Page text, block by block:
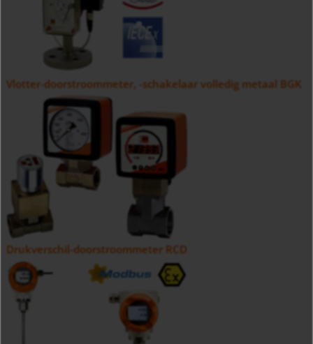
Vlotter-doorstroommeter, -schakelaar volledig metaal BGK
Drukverschil-doorstroommeter RCD